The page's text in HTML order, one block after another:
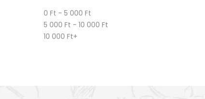
0 Ft - 5 000 Ft
5 000 Ft - 10 000 Ft
10 000 Ft+